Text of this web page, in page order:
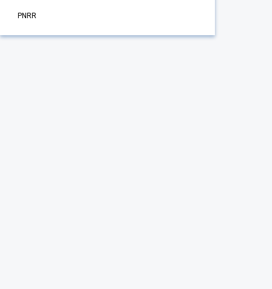
PNRR